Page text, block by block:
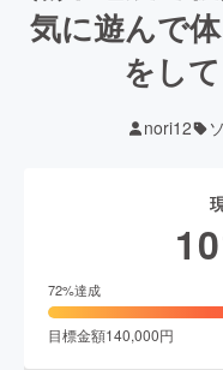
気に遊んで
をし
nori12
72%達成
目標金額140,000円